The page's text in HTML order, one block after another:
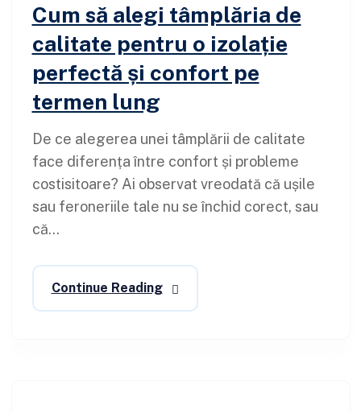
Cum să alegi tâmplăria de
calitate pentru o izolație
perfectă și confort pe
termen lung
De ce alegerea unei tâmplării de calitate
face diferența între confort și probleme
costisitoare? Ai observat vreodată că ușile
sau feroneriile tale nu se închid corect, sau
că...
Continue Reading